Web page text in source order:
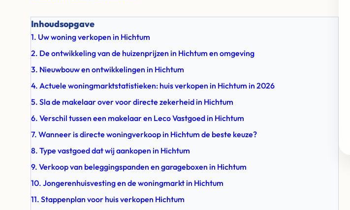
Inhoudsopgave
1. Uw woning verkopen in Hichtum
2. De ontwikkeling van de huizenprijzen in Hichtum en omgeving
3. Nieuwbouw en ontwikkelingen in Hichtum
4. Actuele woningmarktstatistieken: huis verkopen in Hichtum in 2026
5. Sla de makelaar over voor directe zekerheid in Hichtum
6. Verschil tussen een makelaar en Leco Vastgoed in Hichtum
7. Wanneer is directe woningverkoop in Hichtum de beste keuze?
8. Type vastgoed dat wij aankopen in Hichtum
9. Verkoop van beleggingspanden en garageboxen in Hichtum
10. Jongerenhuisvesting en de woningmarkt in Hichtum
11. Stappenplan voor huis verkopen Hichtum